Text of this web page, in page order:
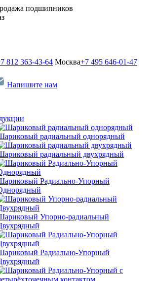
подшипников
812 363-43-64 Москва+7 495 646-01-47
Напишите нам
радиальный однорядный
радиальный двухрядный
Радиально-Упорный
Упорно-радиальный
Радиально-Упорный